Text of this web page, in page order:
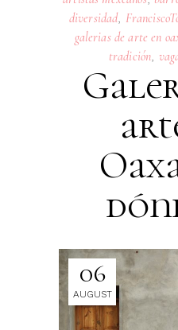
diversidad
galerias de arte en
tradición
06
AUGUST